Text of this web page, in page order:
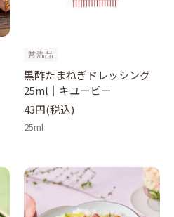
常温品
黒酢たまねぎドレッシング
25ml｜キユーピー
43円(税込)
25ml